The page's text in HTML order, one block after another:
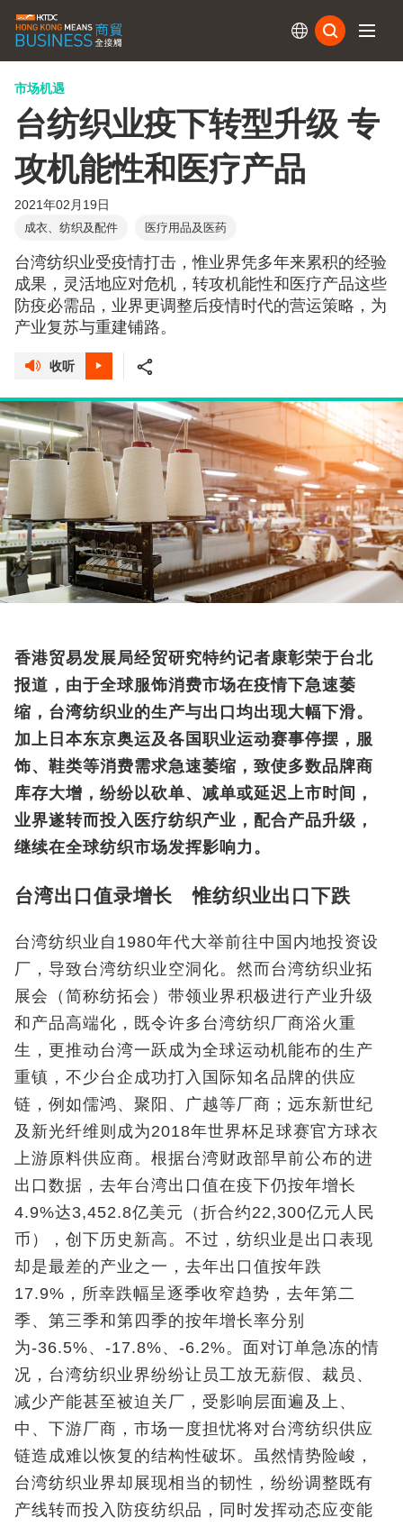
市场机遇
台纺织业疫下转型升级 专
攻机能性和医疗产品
2021年02月19日
成衣、纺织及配件 医疗用品及医药
台湾纺织业受疫情打击，惟业界凭多年来累积的经验
成果，灵活地应对危机，转攻机能性和医疗产品这些
防疫必需品，业界更调整后疫情时代的营运策略，为
产业复苏与重建铺路。
收听
香港贸易发展局经贸研究特约记者康彰荣于台北
报道，由于全球服饰消费市场在疫情下急速萎
缩，台湾纺织业的生产与出口均出现大幅下滑。
加上日本东京奥运及各国职业运动赛事停摆，服
饰、鞋类等消费需求急速萎缩，致使多数品牌商
库存大增，纷纷以砍单、减单或延迟上市时间，
业界遂转而投入医疗纺织产业，配合产品升级，
继续在全球纺织市场发挥影响力。
台湾出口值录增长 惟纺织业出口下跌
台湾纺织业自1980年代大举前往中国内地投资设
厂，导致台湾纺织业空洞化。然而台湾纺织业拓
展会（简称纺拓会）带领业界积极进行产业升级
和产品高端化，既令许多台湾纺织厂商浴火重
生，更推动台湾一跃成为全球运动机能布的生产
重镇，不少台企成功打入国际知名品牌的供应
链，例如儒鸿、聚阳、广越等厂商；远东新世纪
及新光纤维则成为2018年世界杯足球赛官方球衣
上游原料供应商。根据台湾财政部早前公布的进
出口数据，去年台湾出口值在疫下仍按年增长
4.9%达3,452.8亿美元（折合约22,300亿元人民
币），创下历史新高。不过，纺织业是出口表现
却是最差的产业之一，去年出口值按年跌
17.9%，所幸跌幅呈逐季收窄趋势，去年第二
季、第三季和第四季的按年增长率分别
为‑36.5%、‑17.8%、‑6.2%。面对订单急冻的情
况，台湾纺织业界纷纷让员工放无薪假、裁员、
减少产能甚至被迫关厂，受影响层面遍及上、
中、下游厂商，市场一度担忧将对台湾纺织供应
链造成难以恢复的结构性破坏。虽然情势险峻，
台湾纺织业界却展现相当的韧性，纷纷调整既有
产线转而投入防疫纺织品，同时发挥动态应变能